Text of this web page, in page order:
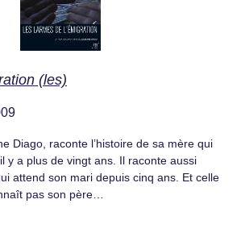
(les)
Diago, raconte l’histoire de sa mère qui
y a plus de vingt ans. Il raconte aussi
attend son mari depuis cinq ans. Et celle
pas son père…